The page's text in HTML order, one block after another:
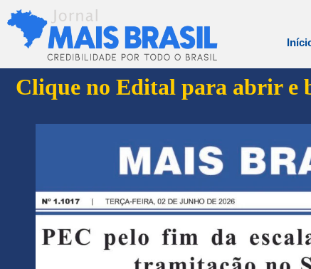
Clique no Edital para abrir e